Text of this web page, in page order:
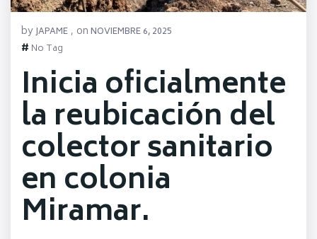
byJAPAME , onNOVIEMBRE 6, 2025
# No Tag
Inicia oficialmente
la reubicación del
colector sanitario
en colonia
Miramar.